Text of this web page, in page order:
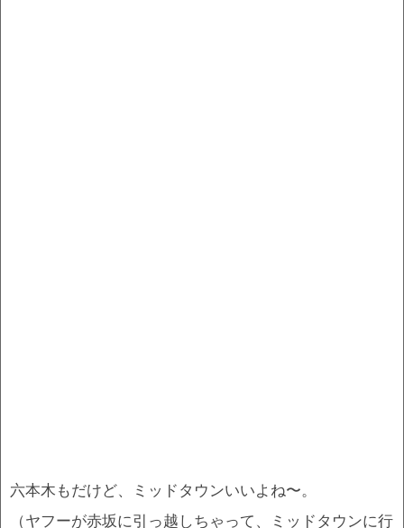
六本木もだけど、ミッドタウンいいよね〜。
（ヤフーが赤坂に引っ越しちゃって、ミッドタウンに行